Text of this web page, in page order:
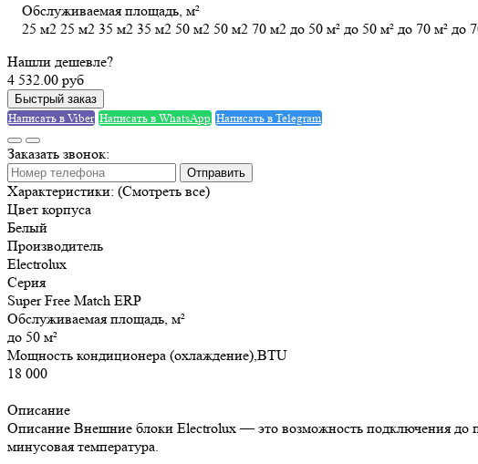
Обслуживаемая площадь, м²
25 м2 25 м2 35 м2 35 м2 50 м2 50 м2 70 м2 до 50 м² до 50 м² до 70 м² до
Нашли дешевле?
4 532.00 руб
Быстрый заказ
Написать в Viber Написать в WhatsApp Написать в Telegram
Заказать звонок:
Отправить
Характеристики: (Смотреть все)
Цвет корпуса
Белый
Производитель
Electrolux
Серия
Super Free Match ERP
Обслуживаемая площадь, м²
до 50 м²
Мощность кондиционера (охлаждение),BTU
18 000
Описание
Описание Внешние блоки Electrolux — это возможность подключения до
минусовая температура.